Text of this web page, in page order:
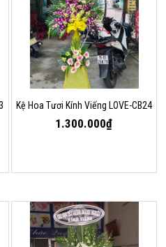
Kệ Hoa Tươi Kính Viếng LOVE-CB24
1.300.000₫